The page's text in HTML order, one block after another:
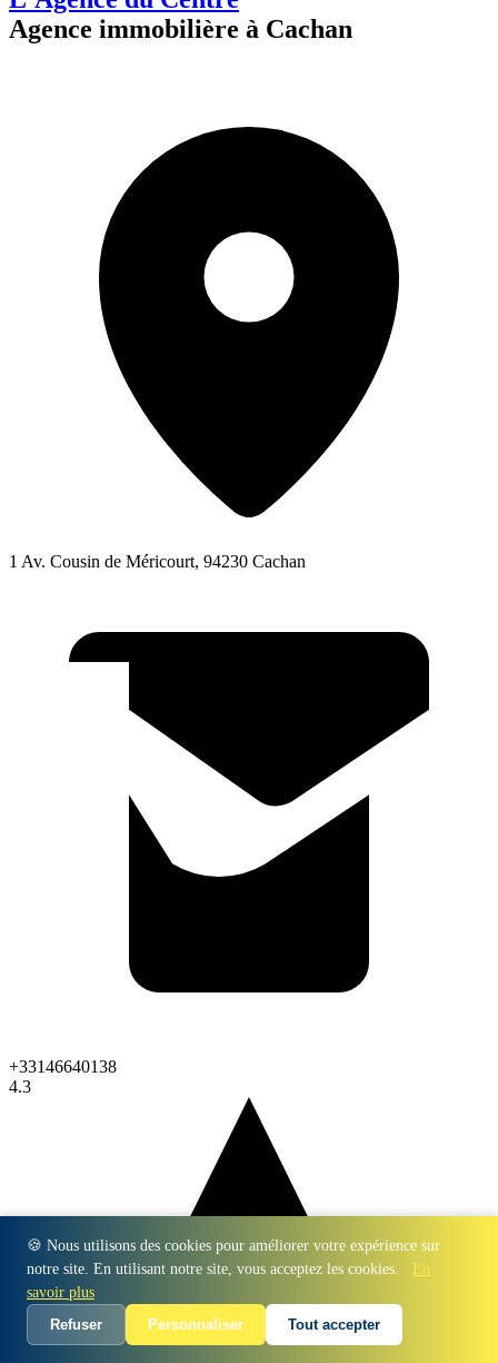
🍪 Nous utilisons des cookies pour améliorer votre expérience sur
notre site. En utilisant notre site, vous acceptez les cookies.
En
savoir plus
Refuser
Personnaliser Tout accepter
Agence immobilière à Cachan
1 Av. Cousin de Méricourt, 94230 Cachan
+33146640138
4.3